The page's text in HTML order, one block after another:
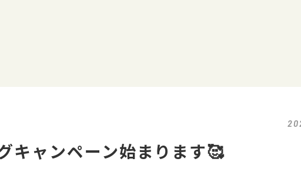
キャンペーン始まります🥰